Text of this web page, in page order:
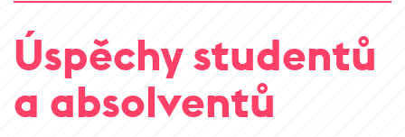
Úspěchy studentů
a absolventů